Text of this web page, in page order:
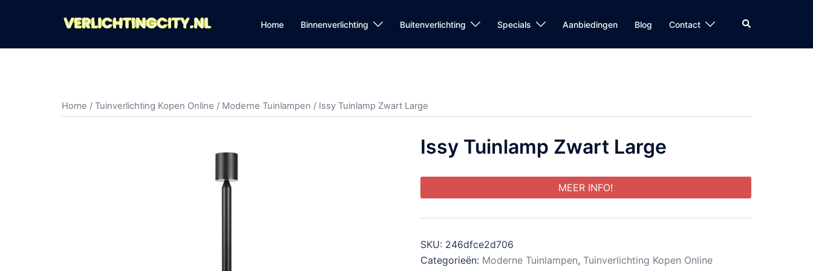
Home Binnenverlichting Buitenverlichting Specials Aanbiedingen Blog Contact Zoeken
Home / Tuinverlichting Kopen Online / Moderne Tuinlampen / Issy Tuinlamp Zwart Large
Issy Tuinlamp Zwart Large
MEER INFO!
SKU: 246dfce2d706
Categorieën: Moderne Tuinlampen, Tuinverlichting Kopen Online